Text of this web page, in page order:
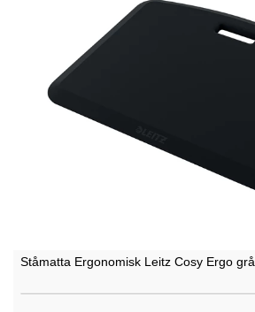
Ståmatta Ergonomisk Leitz Cosy Ergo grå